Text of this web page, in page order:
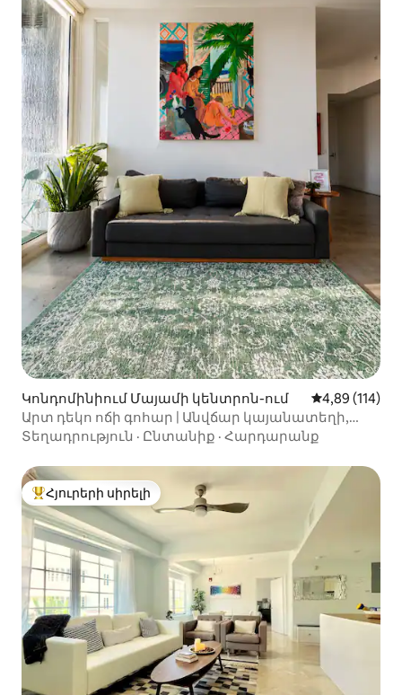
Կոնդոմինիում Մայամի կենտրոն-ում Միջին
4,89 (114)
Արտ դեկո ոճի գոհար | Անվճար կայանատեղի,
բարձր հարկ, 360° լողավազան
Տեղադրություն · Ընտանիք · Հարդարանք
Հյուրերի սիրելի լավագույն տները
Հյուրերի սիրելի